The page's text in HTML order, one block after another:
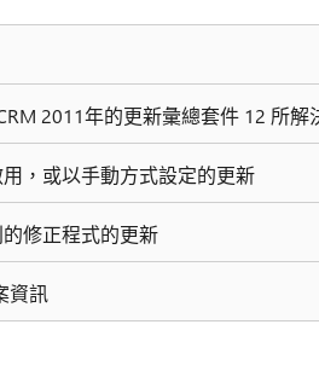
2011年的更新彙總套件 12 所解
，或以手動方式設定的更新
修正程式的更新
資訊